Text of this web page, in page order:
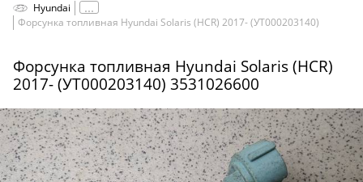
Hyundai
Форсунка топливная Hyundai Solaris (HCR) 2017- (УТ000203140)
Форсунка топливная Hyundai Solaris (HCR)
2017- (УТ000203140) 3531026600